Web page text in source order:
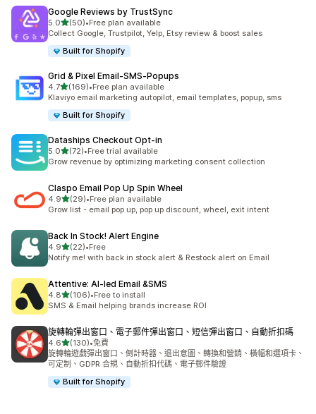
Google Reviews by TrustSync
5.0滿分 5 顆星
(50)
共有 50 則評價
•Free plan available
Collect Google, Trustpilot, Yelp, Etsy review & boost sales
Built for Shopify
Grid & Pixel Email‑SMS‑Popups
4.7滿分 5 顆星
(169)
共有 169 則評價
•Free plan available
Klaviyo email marketing autopilot, email templates, popup, sms
Built for Shopify
Dataships Checkout Opt‑in
5.0滿分 5 顆星
(72)
共有 72 則評價
•Free trial available
Grow revenue by optimizing marketing consent collection
Claspo Email Pop Up Spin Wheel
4.9滿分 5 顆星
(29)
共有 29 則評價
•Free plan available
Grow list - email pop up, pop up discount, wheel, exit intent
Back In Stock! Alert Engine
4.9滿分 5 顆星
(22)
共有 22 則評價
•Free
Notify me! with back in stock alert & Restock alert on Email
Attentive: AI‑led Email &SMS
4.8滿分 5 顆星
(106)
共有 106 則評價
•Free to install
SMS & Email helping brands increase ROI
旋轉輪彈出窗口、電子郵件彈出窗口、短信彈出窗口、自動折扣碼
4.6滿分 5 顆星
(130)
共有 130 則評價
•免費
旋轉輪遊戲彈出窗口、倒計時器、退出意圖、轉換和營銷、橫幅和選項卡、
可定制、GDPR 合規、自動折扣代碼、電子郵件驗證
Built for Shopify